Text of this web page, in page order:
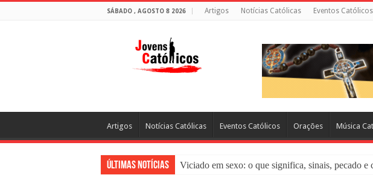
SÁBADO , AGOSTO 8 2026 Artigos Notícias Católicas Eventos Católicos
Artigos Notícias Católicas Eventos Católicos Orações Música
Últimas Notícias
Viciado em sexo: o que significa, sinais, pecado e